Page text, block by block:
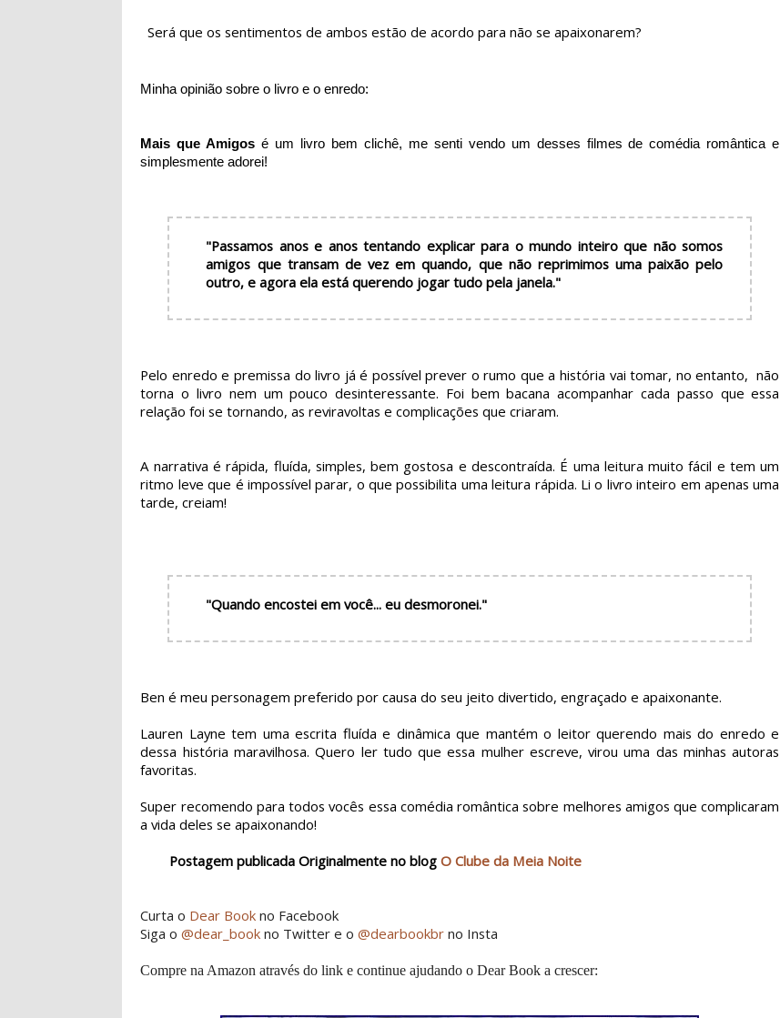
Será que os sentimentos de ambos estão de acordo para não se apaixonarem?
Minha opinião sobre o livro e o enredo:
Mais que Amigos é um livro bem clichê, me senti vendo um desses filmes de comédia romântica e
simplesmente adorei!
"Passamos anos e anos tentando explicar para o mundo inteiro que não somos
amigos que transam de vez em quando, que não reprimimos uma paixão pelo
outro, e agora ela está querendo jogar tudo pela janela."
Pelo enredo e premissa do livro já é possível prever o rumo que a história vai tomar, no entanto,  não
torna o livro nem um pouco desinteressante. Foi bem bacana acompanhar cada passo que essa
relação foi se tornando, as reviravoltas e complicações que criaram.
A narrativa é rápida, fluída, simples, bem gostosa e descontraída. É uma leitura muito fácil e tem um
ritmo leve que é impossível parar, o que possibilita uma leitura rápida. Li o livro inteiro em apenas uma
tarde, creiam!
"Quando encostei em você... eu desmoronei."
Ben é meu personagem preferido por causa do seu jeito divertido, engraçado e apaixonante.
Lauren Layne tem uma escrita fluída e dinâmica que mantém o leitor querendo mais do enredo e
dessa história maravilhosa. Quero ler tudo que essa mulher escreve, virou uma das minhas autoras
favoritas.
Super recomendo para todos vocês essa comédia romântica sobre melhores amigos que complicaram
a vida deles se apaixonando!
Postagem publicada Originalmente no blogO Clube da Meia Noite
Curta o Dear Book no Facebook
Siga o@dear_book no Twitter e o@dearbookbr no Insta
Compre na Amazon através do link e continue ajudando o Dear Book a crescer: